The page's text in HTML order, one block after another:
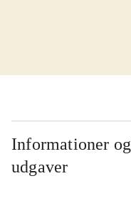
Informationer og
udgaver